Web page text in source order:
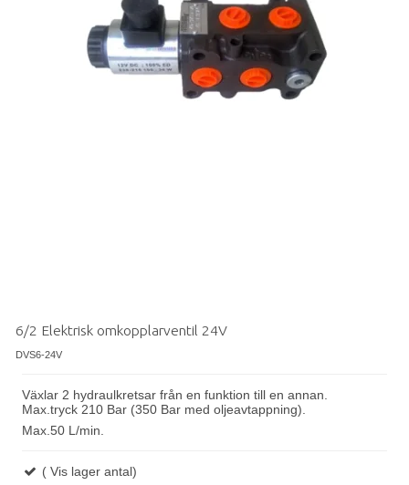
6/2 Elektrisk omkopplarventil 24V
DVS6-24V
Växlar 2 hydraulkretsar från en funktion till en annan.
Max tryck 210 Bar (350 Bar med oljeavtappning).
Max 50 L/min.
( Vis lager antal)